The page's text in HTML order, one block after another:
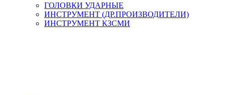
ГОЛОВКИ УДАРНЫЕ
ИНСТРУМЕНТ (ДР.ПРОИЗВОДИТЕЛИ)
ИНСТРУМЕНТ КЗСМИ